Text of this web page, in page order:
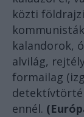
közti
kalandorok,
alvilág,
formailag
ennél.